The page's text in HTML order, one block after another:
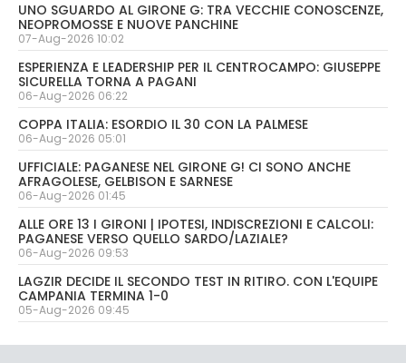
UNO SGUARDO AL GIRONE G: TRA VECCHIE CONOSCENZE,
NEOPROMOSSE E NUOVE PANCHINE
07-Aug-2026 10:02
ESPERIENZA E LEADERSHIP PER IL CENTROCAMPO: GIUSEPPE
SICURELLA TORNA A PAGANI
06-Aug-2026 06:22
COPPA ITALIA: ESORDIO IL 30 CON LA PALMESE
06-Aug-2026 05:01
UFFICIALE: PAGANESE NEL GIRONE G! CI SONO ANCHE
AFRAGOLESE, GELBISON E SARNESE
06-Aug-2026 01:45
ALLE ORE 13 I GIRONI | IPOTESI, INDISCREZIONI E CALCOLI:
PAGANESE VERSO QUELLO SARDO/LAZIALE?
06-Aug-2026 09:53
LAGZIR DECIDE IL SECONDO TEST IN RITIRO. CON L'EQUIPE
CAMPANIA TERMINA 1-0
05-Aug-2026 09:45